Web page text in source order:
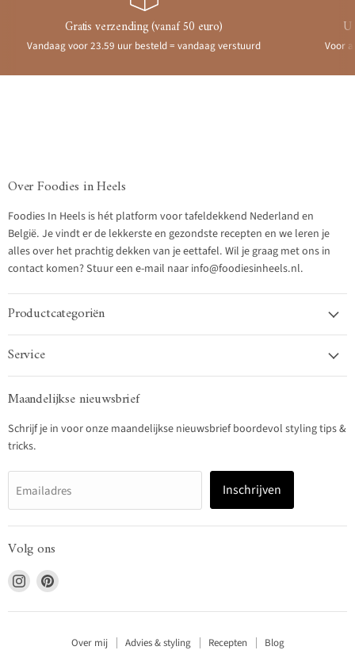
Gratis verzending (vanaf 50 euro)
Vandaag voor 23.59 uur besteld = vandaag verstuurd Voor
Over Foodies in Heels
Foodies In Heels is hét platform voor tafeldekkend Nederland en
België. Je vindt er de lekkerste en gezondste recepten en we leren je
alles over het prachtig dekken van je eettafel. Wil je graag met ons in
contact komen? Stuur een e-mail naar info@foodiesinheels.nl.
Productcategoriën
Service
Maandelijkse nieuwsbrief
Schrijf je in voor onze maandelijkse nieuwsbrief boordevol styling tips &
tricks.
Emailadres Inschrijven
Volg ons
Vind
ons
op
Vind
op
Over mij Advies & styling Recepten Blog